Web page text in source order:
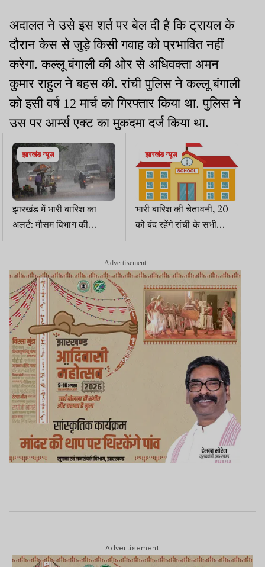
अदालत ने उसे इस शर्त पर बेल दी है कि ट्रायल के
दौरान केस से जुड़े किसी गवाह को प्रभावित नहीं
करेगा. कल्लू बंगाली की ओर से अधिवक्ता अमन
कुमार राहुल ने बहस की. रांची पुलिस ने कल्लू बंगाली
को इसी वर्ष 12मार्च को गिरफ्तार किया था. पुलिस ने
उस पर आर्म्स एक्ट का मुकदमा दर्ज किया था.
झारखंड न्यूज़
झारखंड में भारी बारिश का
अलर्ट: मौसम विभाग की
चेतावनी, 11 जिलों में बाढ़ का
झारखंड न्यूज़
भारी बारिश की चेतावनी, 20
को बंद रहेंगे रांची के सभी
स्कूल,आदेश जारी
Advertisement
Advertisement